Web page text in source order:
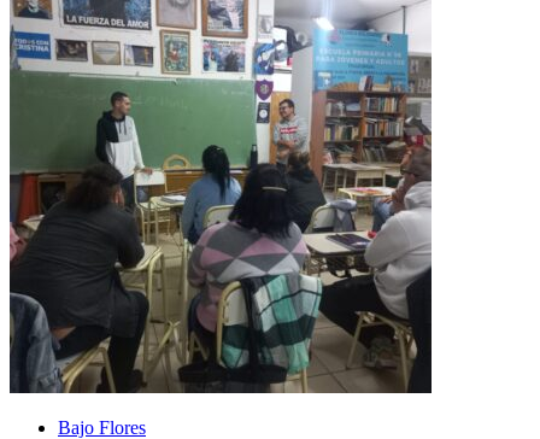
Bajo Flores